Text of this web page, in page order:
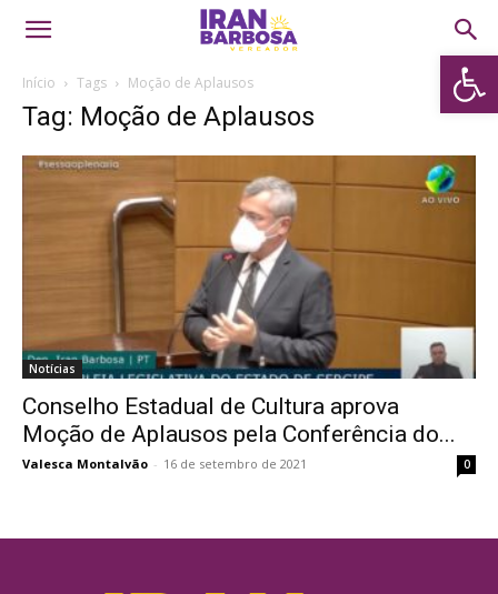
Abrir
Início Tags Moção de Aplausos
Tag: Moção de Aplausos
Notícias
Conselho Estadual de Cultura aprova
Moção de Aplausos pela Conferência do...
Valesca Montalvão - 16 de setembro de 2021 0